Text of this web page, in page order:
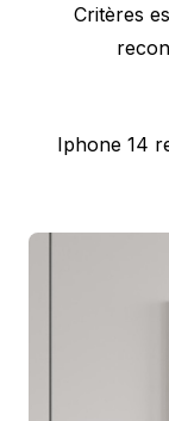
Previous
Critères
Next
Iphone 14